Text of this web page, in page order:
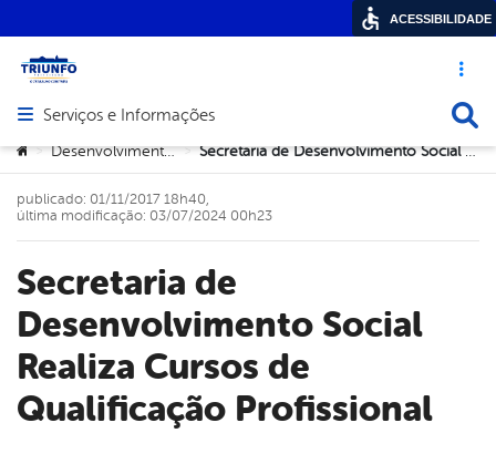
Acesso
Abrir menu principal de navegação
Serviços e Informações
Você está aqui:
> Desenvolvimento Social > Secretaria de Desenvolvimento Social Realiza Cursos de Qualificação Profissional
Secretaria de
Desenvolvimento Social
Realiza Cursos de
Qualificação Profissional
publicado: 01/11/2017 18h40,
última modificação: 03/07/2024 00h23
ACESSIBILIDADE